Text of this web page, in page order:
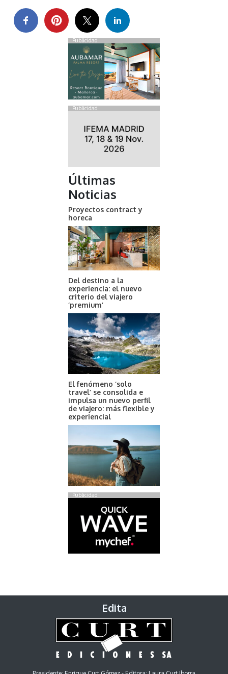
Publicidad
Publicidad
Últimas
Noticias
Proyectos contract y
horeca
Del destino a la
experiencia: el nuevo
criterio del viajero
‘premium’
El fenómeno ‘solo
travel’ se consolida e
impulsa un nuevo perfil
de viajero: más flexible y
experiencial
Publicidad
Edita